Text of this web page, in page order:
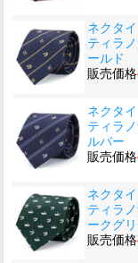
ネクタイ
ティラ
ールド
販売価格
ネクタイ
ティラ
ルバー
販売価格
ネクタイ
ティラ
ークグ
販売価格